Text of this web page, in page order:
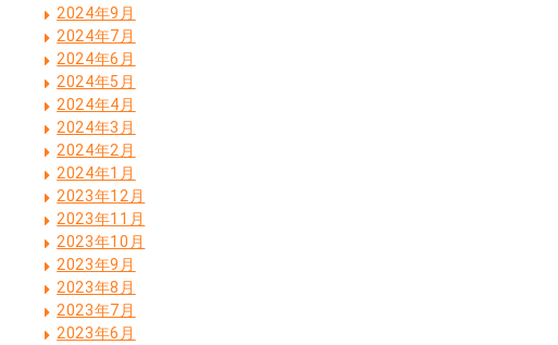
2024年9月
2024年7月
2024年6月
2024年5月
2024年4月
2024年3月
2024年2月
2024年1月
2023年12月
2023年11月
2023年10月
2023年9月
2023年8月
2023年7月
2023年6月